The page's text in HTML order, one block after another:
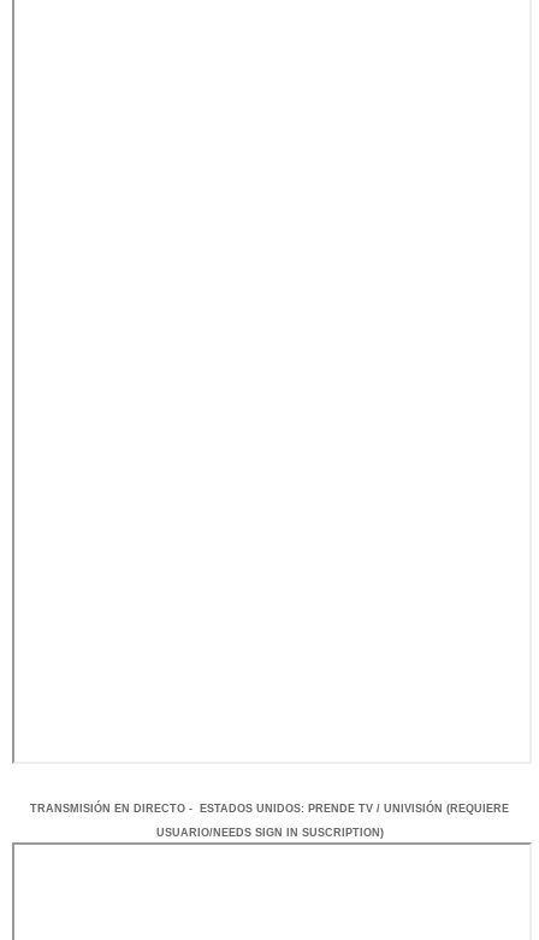
TRANSMISIÓN EN DI RECTO - ESTADOS UNIDOS: PRENDE TV / UNIVISIÓN (REQUIERE
USUARIO/NEEDS SIGN IN SUSCRIPTION)